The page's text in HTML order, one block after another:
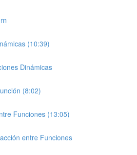
(10:39)
Dinámicas
(8:02)
Funciones (13:05)
entre Funciones